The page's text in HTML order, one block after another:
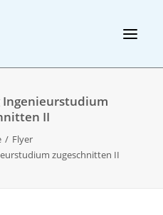
II
Flyer
zugeschnitten II